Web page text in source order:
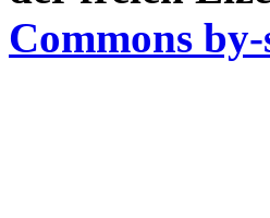
Commons by-